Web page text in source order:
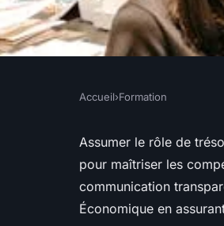
trésorier
dans
Accueil›Formation
Assumer le rôle de
pour maîtriser les
communication
Économique en